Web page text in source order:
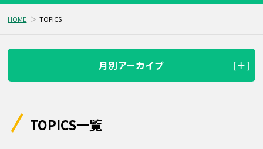
HOME TOPICS
月別アーカイブ
TOPICS一覧